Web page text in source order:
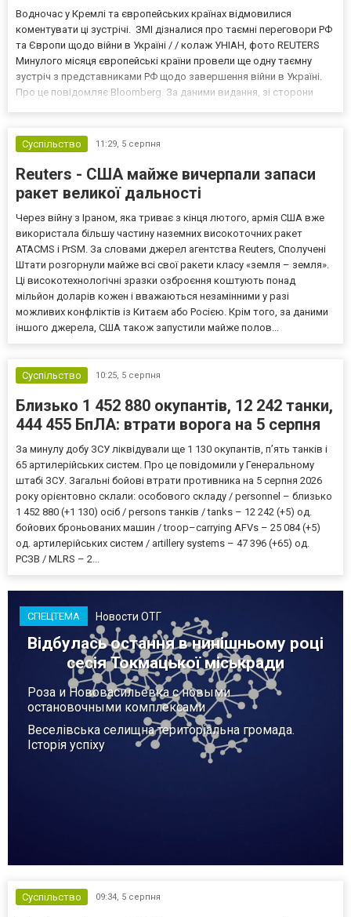
Водночас у Кремлі та європейських країнах відмовилися
коментувати ці зустрічі. ЗМІ дізналися про таємні переговори РФ
та Європи щодо війни в Україні / / колаж УНІАН, фото REUTERS
Минулого місяця європейські країни провели ще одну таємну
зустріч з представниками РФ щодо завершення війни в Україні.
Про це повідомляє Bloomberg. За даними видання, зі сторони
Суспільство
11:29, 5 серпня
Reuters - США майже вичерпали запаси
ракет великої дальності
Через війну з Іраном, яка триває з кінця лютого, армія США вже
використала більшу частину наземних високоточних ракет
ATACMS і PrSM. За словами джерел агентства Reuters, Сполучені
Штати розгорнули майже всі свої ракети класу «земля – земля».
Ці високотехнологічні зразки озброєння коштують понад
мільйон доларів кожен і вважаються незамінними у разі
можливих конфліктів із Китаєм або Росією. Крім того, за даними
іншого джерела, США також запустили майже полов...
Суспільство 10:25, 5 серпня
Близько 1 452 880 окупантів, 12 242 танки,
444 455 БпЛА: втрати ворога на 5 серпня
За минулу добу ЗСУ ліквідували ще 1 130 окупантів, пʼять танків і
65 артилерійських систем. Про це повідомили у Генеральному
штабі ЗСУ. Загальні бойові втрати противника на 5 серпня 2026
року орієнтовно склали: особового складу / personnel – близько
1 452 880 (+1 130) осіб / persons танків / tanks – 12 242 (+5) од.
бойових броньованих машин / troop–carrying AFVs – 25 084 (+5)
од. артилерійських систем / artillery systems – 47 396 (+65) од.
РСЗВ / MLRS – 2...
СПЕЦТЕМА Новости ОТГ
Відбулась остання в нинішньому році
сесія Токмацької міськради
Роза и Нововасильевка с новыми
остановочными комплексами
Веселівська селищна територіальна громада.
Історія успіху
Суспільство 09:34, 5 серпня